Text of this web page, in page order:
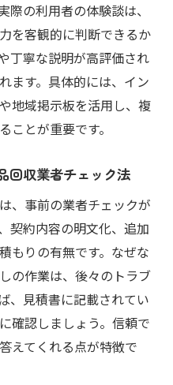
際の利用者の体験談は、
を客観的に判断できるか
丁寧な説明が高評価され
ます。具体的には、イン
地域掲示板を活用し、複
ことが重要です。
回収業者チェック法
、事前の業者チェックが
契約内容の明文化、追加
もりの有無です。なぜな
の作業は、後々のトラブ
、見積書に記載されてい
確認しましょう。信頼で
えてくれる点が特徴で